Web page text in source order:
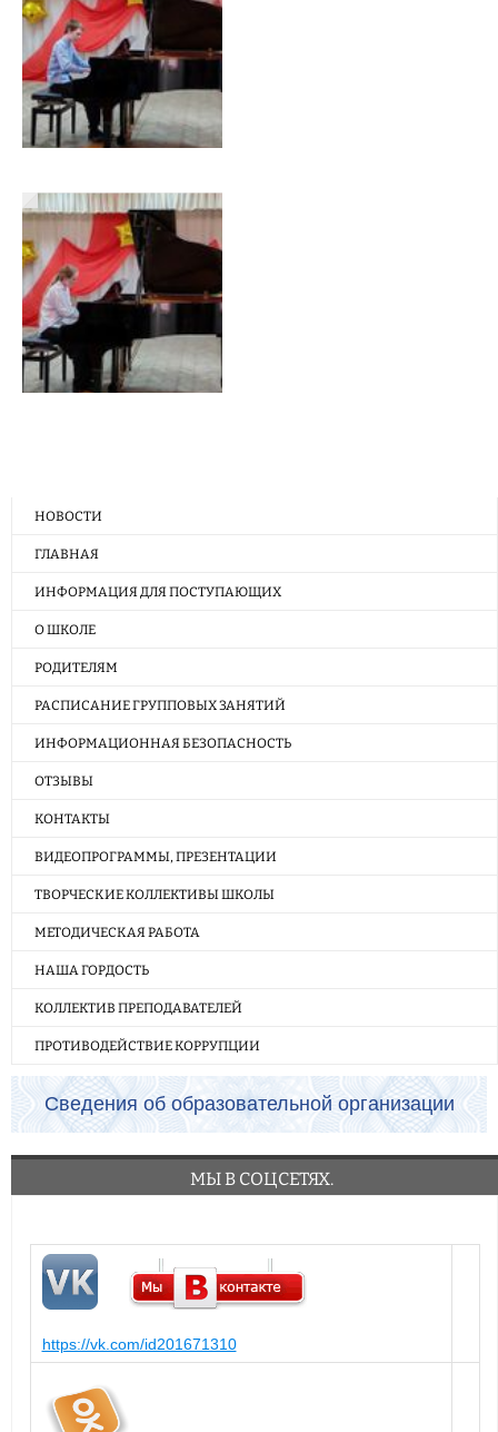
НОВОСТИ
ГЛАВНАЯ
ИНФОРМАЦИЯ ДЛЯ ПОСТУПАЮЩИХ
О ШКОЛЕ
РОДИТЕЛЯМ
РАСПИСАНИЕ ГРУППОВЫХ ЗАНЯТИЙ
ИНФОРМАЦИОННАЯ БЕЗОПАСНОСТЬ
ОТЗЫВЫ
КОНТАКТЫ
ВИДЕОПРОГРАММЫ, ПРЕЗЕНТАЦИИ
ТВОРЧЕСКИЕ КОЛЛЕКТИВЫ ШКОЛЫ
МЕТОДИЧЕСКАЯ РАБОТА
НАША ГОРДОСТЬ
КОЛЛЕКТИВ ПРЕПОДАВАТЕЛЕЙ
ПРОТИВОДЕЙСТВИЕ КОРРУПЦИИ
Сведения об образовательной организации
МЫ В СОЦСЕТЯХ.
https://vk.com/id201671310